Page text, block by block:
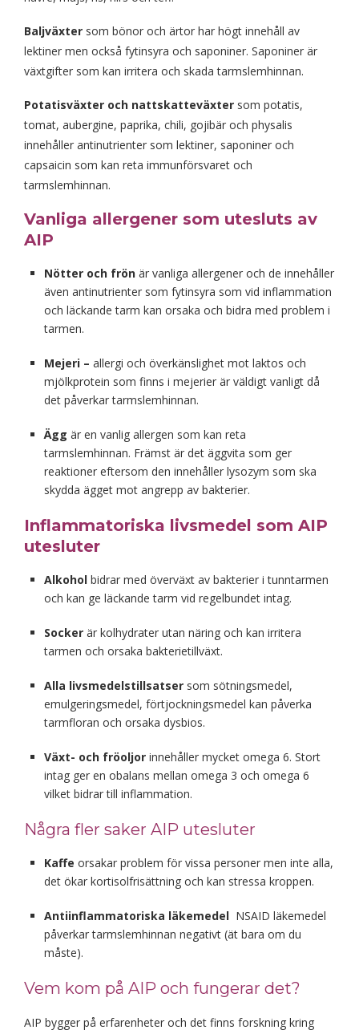
Baljväxter som bönor och ärtor har högt innehåll av
lektiner men också fytinsyra och saponiner. Saponiner är
växtgifter som kan irritera och skada tarmslemhinnan.
Potatisväxter och nattskatteväxter som potatis,
tomat, aubergine, paprika, chili, gojibär och physalis
innehåller antinutrienter som lektiner, saponiner och
capsaicin som kan reta immunförsvaret och
tarmslemhinnan.
Vanliga allergener som utesluts av
AIP
Nötter och frön är vanliga allergener och de innehåller
även antinutrienter som fytinsyra som vid inflammation
och läckande tarm kan orsaka och bidra med problem i
tarmen.
Mejeri – allergi och överkänslighet mot laktos och
mjölkprotein som finns i mejerier är väldigt vanligt då
det påverkar tarmslemhinnan.
Ägg är en vanlig allergen som kan reta
tarmslemhinnan. Främst är det äggvita som ger
reaktioner eftersom den innehåller lysozym som ska
skydda ägget mot angrepp av bakterier.
Inflammatoriska livsmedel som AIP
utesluter
Alkohol bidrar med överväxt av bakterier i tunntarmen
och kan ge läckande tarm vid regelbundet intag.
Socker är kolhydrater utan näring och kan irritera
tarmen och orsaka bakterietillväxt.
Alla livsmedelstillsatser som sötningsmedel,
emulgeringsmedel, förtjockningsmedel kan påverka
tarmfloran och orsaka dysbios.
Växt- och fröoljor innehåller mycket omega 6. Stort
intag ger en obalans mellan omega 3 och omega 6
vilket bidrar till inflammation.
Några fler saker AIP utesluter
Kaffe orsakar problem för vissa personer men inte alla,
det ökar kortisolfrisättning och kan stressa kroppen.
Antiinflammatoriska läkemedel NSAID läkemedel
påverkar tarmslemhinnan negativt (ät bara om du
måste).
Vem kom på AIP och fungerar det?
AIP bygger på erfarenheter och det finns forskning kring